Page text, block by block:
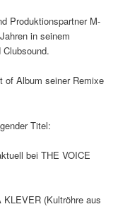
Produktionspartner M-
in seinem
of Album seiner Remixe
Titel:
bei THE VOICE
(Kultröhre aus